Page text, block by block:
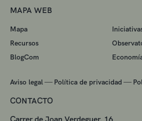
MAPA WEB
Mapa
Recursos
BlogCom
Aviso legal — Política de privacidad —
CONTACTO